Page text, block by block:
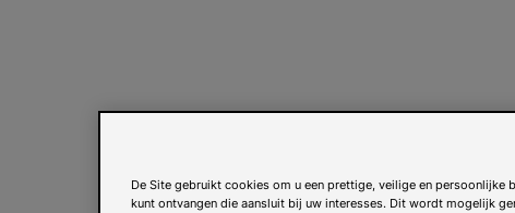
De Site gebruikt cookies om u een prettige, veilige en
kunt ontvangen die aansluit bij uw interesses. Dit wordt mogelijk